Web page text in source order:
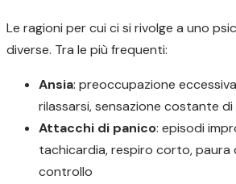
Le ragioni per cui ci si rivolge a uno
diverse. Tra le più frequenti:
Ansia: preoccupazione
rilassarsi, sensazione costante
Attacchi di panico: episodi
tachicardia, respiro corto, paura
controllo